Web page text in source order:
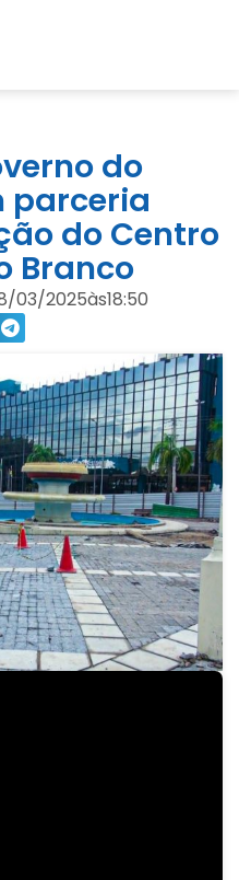
do
parceria
do Centro
Branco
03/2025às18:50